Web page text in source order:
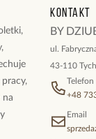
na
Kontakt
BY
ul.
43-110
Telefon
+48
Email